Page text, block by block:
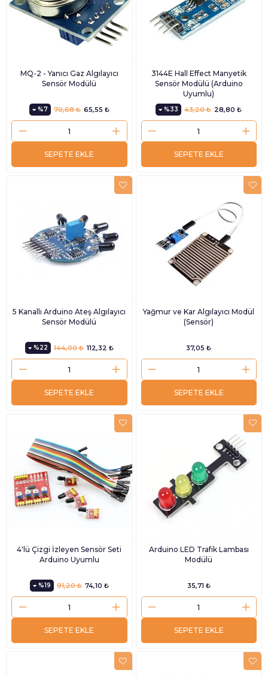
MQ-2 - Yanıcı Gaz Algılayıcı
Sensör Modülü
%7 65,55 ₺
70,68 ₺
SEPETE EKLE
3144E Hall Effect Manyetik
Sensör Modülü (Arduino
Uyumlu)
%33 28,80 ₺
43,20 ₺
SEPETE EKLE
5 Kanallı Arduino Ateş Algılayıcı
Sensör Modülü
%22 112,32 ₺
144,00 ₺
SEPETE EKLE
Yağmur ve Kar Algılayıcı Modül
(Sensör)
37,05 ₺
SEPETE EKLE
4'lü Çizgi İzleyen Sensör Seti
Arduino Uyumlu
%19 74,10 ₺
91,20 ₺
SEPETE EKLE
Arduino LED Trafik Lambası
Modülü
35,71 ₺
SEPETE EKLE